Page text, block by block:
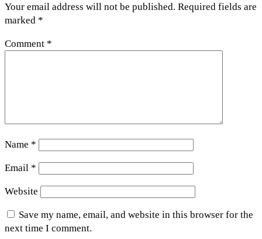
Your email address will not be published. Required fields are
marked *
Comment *
Name *
Email *
Website
Save my name, email, and website in this browser for the
next time I comment.